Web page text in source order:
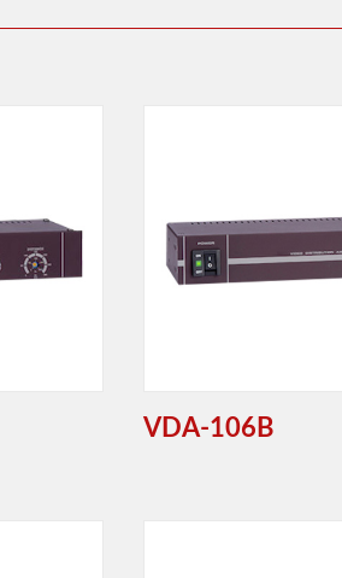
VDA-106B